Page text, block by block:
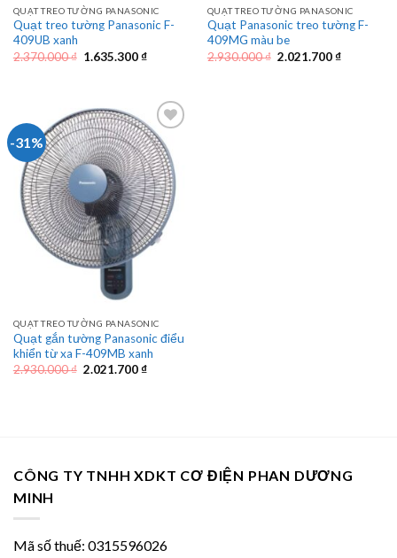
QUẠT TREO TƯỜNG PANASONIC
Quạt treo tường Panasonic F-
409UB xanh
2.370.000₫ Giá
1.635.300₫Giá
1.635.300 ₫.
QUẠT TREO TƯỜNG PANASONIC
Quạt Panasonic treo tường F-
409MG màu be
2.930.000₫ Giá
2.021.700₫Giá
-31%
QUẠT TREO TƯỜNG PANASONIC
Quạt gắn tường Panasonic điểu
khiển từ xa F-409MB xanh
2.930.000₫ Giá
2.021.700₫Giá
CÔNG TY TNHH XDKT CƠ ĐIỆN PHAN DƯƠNG
MINH
Mã số thuế: 0315596026